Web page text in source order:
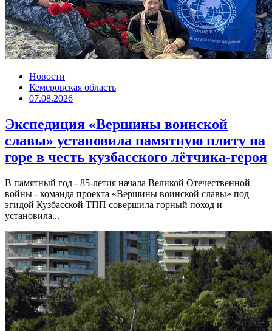
Новости
Кемеровская область
07.08.2026
Экспедиция «Вершины воинской
славы» установила памятную плиту на
горе в честь кузбасского лётчика-героя
В памятный год - 85-летия начала Великой Отечественной
войны - команда проекта «Вершины воинской славы» под
эгидой Кузбасской ТПП совершила горный поход и
установила...